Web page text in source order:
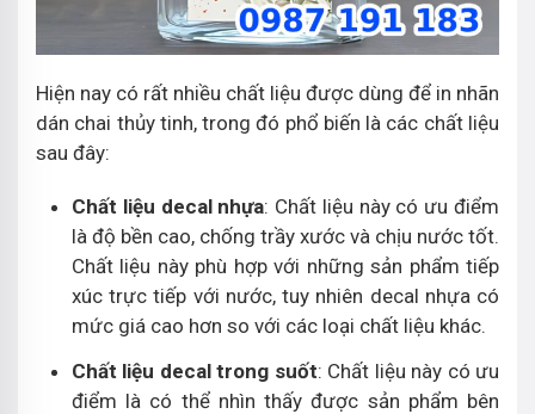
Hiện nay có rất nhiều chất liệu được dùng để in nhãn
dán chai thủy tinh, trong đó phổ biến là các chất liệu
sau đây:
Chất liệu decal nhựa: Chất liệu này có ưu điểm
là độ bền cao, chống trầy xước và chịu nước tốt.
Chất liệu này phù hợp với những sản phẩm tiếp
xúc trực tiếp với nước, tuy nhiên decal nhựa có
mức giá cao hơn so với các loại chất liệu khác.
Chất liệu decal trong suốt: Chất liệu này có ưu
điểm là có thể nhìn thấy được sản phẩm bên